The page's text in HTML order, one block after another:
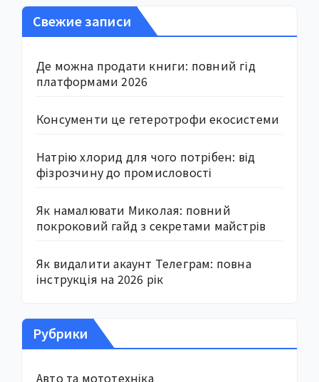
Свежие записи
Де можна продати книги: повний гід
платформами 2026
Консументи це гетеротрофи екосистеми
Натрію хлорид для чого потрібен: від
фізрозчину до промисловості
Як намалювати Миколая: повний
покроковий гайд з секретами майстрів
Як видалити акаунт Телеграм: повна
інструкція на 2026 рік
Рубрики
Авто та мототехніка